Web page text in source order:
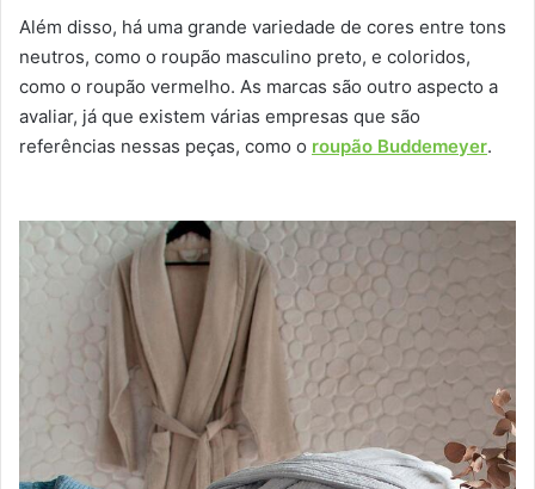
Além disso, há uma grande variedade de cores entre tons
neutros, como o roupão masculino preto, e coloridos,
como o roupão vermelho. As marcas são outro aspecto a
avaliar, já que existem várias empresas que são
referências nessas peças, como o roupão Buddemeyer.